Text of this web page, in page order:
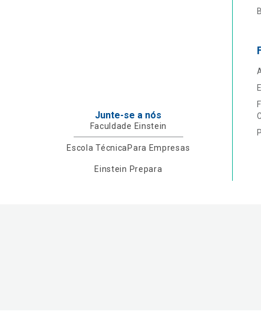
Junte-se a nós
Faculdade Einstein
Escola Técnica Para Empresas
Einstein Prepara